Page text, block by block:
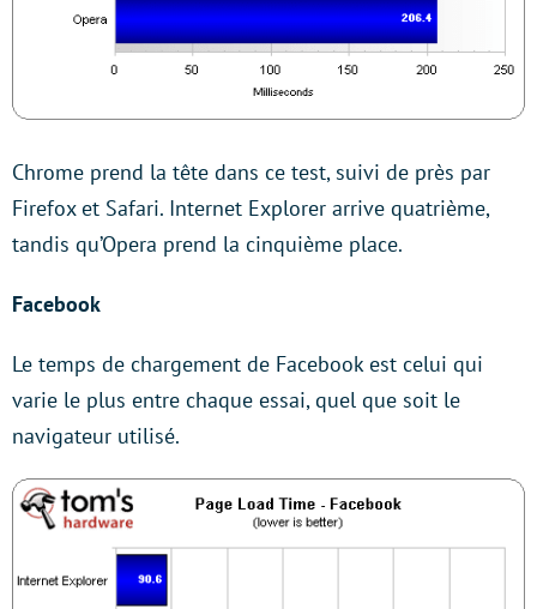
Chrome prend la tête dans ce test, suivi de près par
Firefox et Safari. Internet Explorer arrive quatrième,
tandis qu’Opera prend la cinquième place.
Facebook
Le temps de chargement de Facebook est celui qui
varie le plus entre chaque essai, quel que soit le
navigateur utilisé.